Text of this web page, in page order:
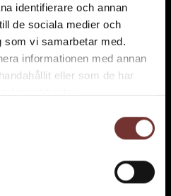
identifierare och annan
de sociala medier och
som vi samarbetar med.
informationen med annan
eller som de har
deras tjänster.
druvor, regioner och
spännande
Vinston
för dig som älskar
på historien bakom